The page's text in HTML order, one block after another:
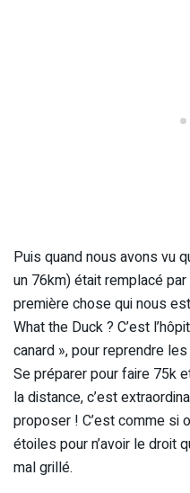
Puis quand nous avons vu
un 76km) était remplacé
première chose qui nous
What the Duck ? C’est
canard », pour reprendre
Se préparer pour faire 75k
la distance, c’est
proposer ! C’est comme si
étoiles pour n’avoir le droit
mal grillé.